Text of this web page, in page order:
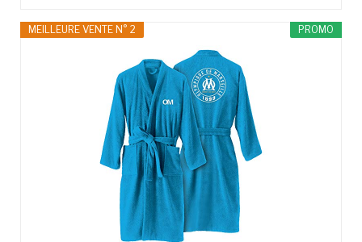
PROMO
MEILLEURE VENTE N° 2